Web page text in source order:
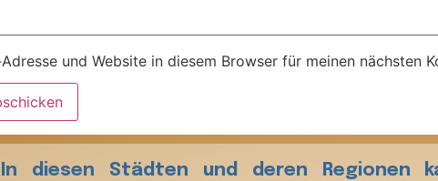
und Website in diesem Browser für meinen nächsten
In diesen Städten und deren Regionen